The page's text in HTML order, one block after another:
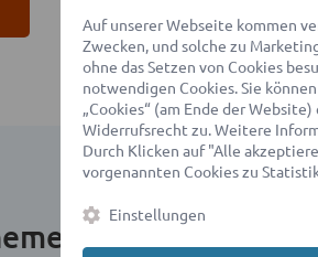
im Umfeld
Auf unserer Webseite kommen
Zwecken, und solche zu
ohne das Setzen von Cookies
notwendigen Cookies. Sie
„Cookies“ (am Ende der
Widerrufsrecht zu. Weitere
Durch Klicken auf "Alle
vorgenannten Cookies zu
Einstellungen